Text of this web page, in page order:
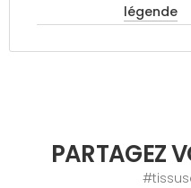
légende
PARTAGEZ